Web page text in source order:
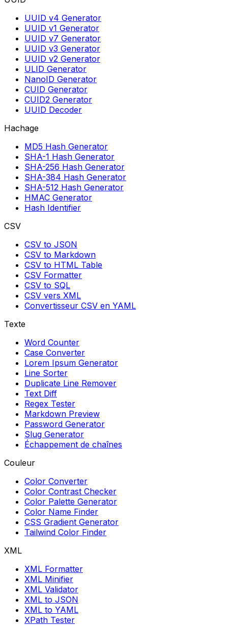
UUID v4 Generator
UUID v1 Generator
UUID v7 Generator
UUID v3 Generator
UUID v2 Generator
ULID Generator
NanoID Generator
CUID Generator
CUID2 Generator
UUID Decoder
Hachage
MD5 Hash Generator
SHA-1 Hash Generator
SHA-256 Hash Generator
SHA-384 Hash Generator
SHA-512 Hash Generator
HMAC Generator
Hash Identifier
CSV
CSV to JSON
CSV to Markdown
CSV to HTML Table
CSV Formatter
CSV to SQL
CSV vers XML
Convertisseur CSV en YAML
Texte
Word Counter
Case Converter
Lorem Ipsum Generator
Line Sorter
Duplicate Line Remover
Text Diff
Regex Tester
Markdown Preview
Password Generator
Slug Generator
Échappement de chaînes
Couleur
Color Converter
Color Contrast Checker
Color Palette Generator
Color Name Finder
CSS Gradient Generator
Tailwind Color Finder
XML
XML Formatter
XML Minifier
XML Validator
XML to JSON
XML to YAML
XPath Tester